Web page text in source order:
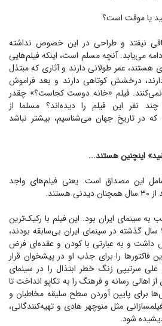
یا موقت است؟
نیفتد و طراحی در این خصوص نداشته
می‌یابد. آنچه مسلم است، اینکه فیلم‌هایی
عمر طولانی دارند و آثاری که مبتذل
درخشش کوتاهی دارند و بعد فراموش
فیلم «خانه دوست کجاست؟» چقدر
نفر این فیلم را دیده‌اند؟ مسلما از
در تاریخ جهان می‌شناسیم، بیشتر نباشد
اینچنین هستند...
این مصداق است. یعنی فیلم‌های واجد
عجیب به سینمای ایران بود. این فیلم با رکیک‌ترین
شوخی‌های جنسی که طی ۴۰ سال گذشته در سینمای ایران بی‌سابقه بودند،
داشت و به عبارتی با کودن و عقده‌ای فرض
را برای جذب او در پیشخوان قرار
سرتیپی زنگ خطر ابتذال را در سینمای
اهالی رسانه و فرهنگ را به تکاپو انداخت تا
برای پایین آوردن سطح سلیقه مخاطبان و
مثل منوچهر هادی و تهیه‌کنندگانی،
شود.